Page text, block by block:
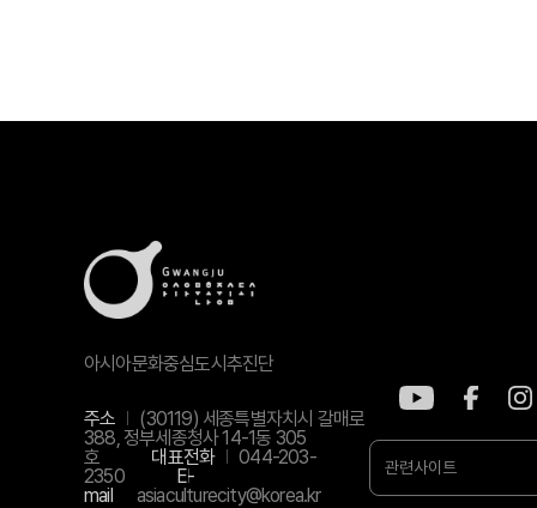
아시아문화중심도시추진단
주소
(30119) 세종특별자치시 갈매로
388, 정부세종청사 14-1동 305
호
대표전화
044-203-
2350
E-
mail
asiaculturecity@korea.kr
관련사이트